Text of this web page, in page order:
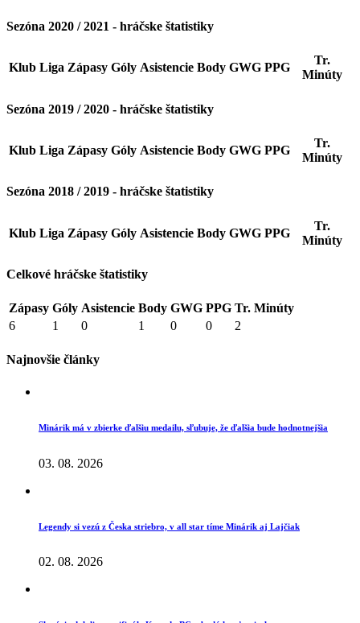
Sezóna 2020 / 2021 - hráčske štatistiky
Klub Liga Zápasy Góly Asistencie Body GWG PPG
Tr.
Minúty
Sezóna 2019 / 2020 - hráčske štatistiky
Klub Liga Zápasy Góly Asistencie Body GWG PPG
Tr.
Minúty
Sezóna 2018 / 2019 - hráčske štatistiky
Klub Liga Zápasy Góly Asistencie Body GWG PPG
Tr.
Minúty
Celkové hráčske štatistiky
Zápasy Góly Asistencie Body GWG PPG Tr. Minúty
6
1 0 1 0 0 2
Najnovšie články
Minárik má v zbierke ďalšiu medailu, sľubuje, že ďalšia bude hodnotnejšia
03. 08. 2026
Legendy si vezú z Česka striebro, v all star tíme Minárik aj Lajčiak
02. 08. 2026